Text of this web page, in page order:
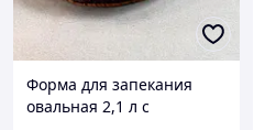
Форма для запекания
овальная 2,1 л с